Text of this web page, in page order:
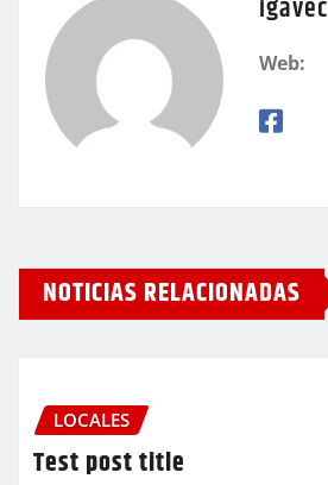
igavec
Web:
NOTICIAS RELACIONADAS
LOCALES
Test post title